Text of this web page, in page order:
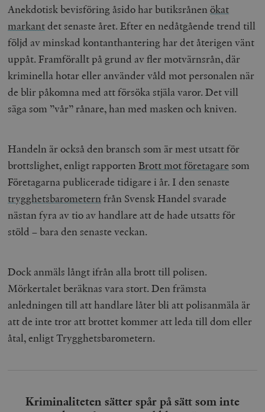
Anekdotisk bevisföring åsido har butiksrånenökat
markantdet senaste året. Efter en nedåtgående trend till
följd av minskad kontanthantering har det återigen vänt
uppåt. Framförallt på grund av fler motvärnsrån, där
kriminella hotar eller använder våld mot personalen när
de blir påkomna med att försöka stjäla varor. Det vill
säga som ”vår” rånare, han med masken och kniven.
Handeln är också den bransch som är mest utsatt för
brottslighet, enligt rapportenBrott mot företagare som
Företagarna publicerade tidigare i år. I den senaste
trygghetsbarometernfrån Svensk Handel svarade
nästan fyra av tio av handlare att de hade utsatts för
stöld – bara den senaste veckan.
Dock anmäls långt ifrån alla brott till polisen.
Mörkertalet beräknas vara stort. Den främsta
anledningen till att handlare låter bli att polisanmäla är
att de inte tror att brottet kommer att leda till dom eller
åtal, enligt Trygghetsbarometern.
Kriminaliteten sätter spår på sätt som inte